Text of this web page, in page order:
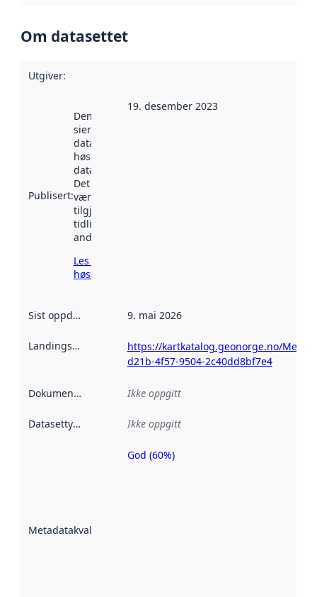
Om datasettet
Utgiver:
Publisert:
Denne datoen
sier når
datasettet ble
høstet av
data.norge.no.
Det kan ha
vært
tilgjengelig
tidligere
andre steder.
Les mer om
høsting her
19. desember 2023
Sist oppdatert 9. mai 2026
Landingsside
https://kartkatalog.geonorge.no/
d21b-4f57-9504-2c40dd8bf7e4
Dokumentasjon Ikke oppgitt
Datasettype Ikke oppgitt
Metadatakvalitet
Metadatakvalitet
God (60%)